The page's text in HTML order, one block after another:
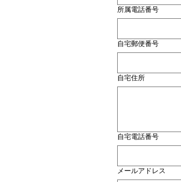
所属電話番号
自宅郵便番号
自宅住所
自宅電話番号
メールアドレス